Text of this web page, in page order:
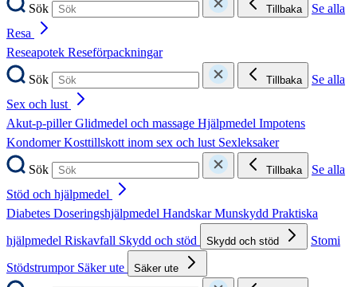
Sök
Tillbaka
Se alla
Resa
Reseapotek Reseförpackningar
Sök
Tillbaka
Se alla
Sex och lust
Akut-p-pillerGlidmedel och massage Hjälpmedel Impotens
KondomerKosttillskott inom sex och lust Sexleksaker
Sök
Tillbaka
Se alla
Stöd och hjälpmedel
Diabetes Doseringshjälpmedel HandskarMunskydd Praktiska
hjälpmedel Riskavfall Skydd och stöd Skydd och stöd
Stomi
Stödstrumpor Säker ute Säker ute